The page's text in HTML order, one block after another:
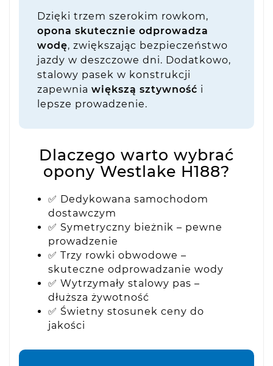
Dzięki trzem szerokim rowkom,
opona skutecznie odprowadza
wodę, zwiększając bezpieczeństwo
jazdy w deszczowe dni. Dodatkowo,
stalowy pasek w konstrukcji
zapewnia większą sztywność i
lepsze prowadzenie.
Dlaczego warto wybrać
opony Westlake H188?
✅ Dedykowana samochodom
dostawczym
✅ Symetryczny bieżnik – pewne
prowadzenie
✅ Trzy rowki obwodowe –
skuteczne odprowadzanie wody
✅ Wytrzymały stalowy pas –
dłuższa żywotność
✅ Świetny stosunek ceny do
jakości